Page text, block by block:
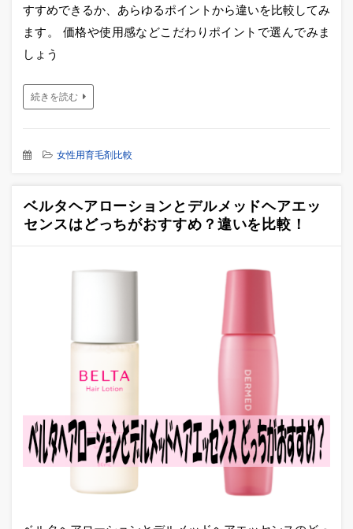
すすめできるか、あらゆるポイントから違いを比較してみ
ます。 価格や使用感などこだわりポイントで選んでみま
しょう
続きを読む
女性用育毛剤比較
ベルタヘアローションとデルメッドヘアエッ
センスはどっちがおすすめ？違いを比較！